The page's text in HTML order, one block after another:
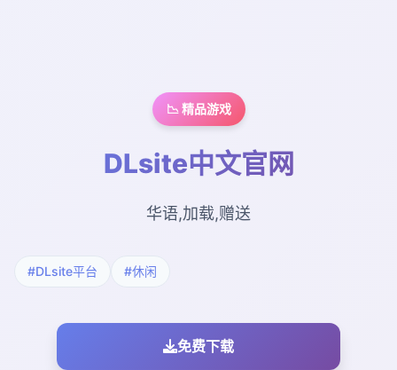
📉 精品游戏
DLsite中文官网
华语,加载,赠送
#DLsite平台 #休闲
免费下载